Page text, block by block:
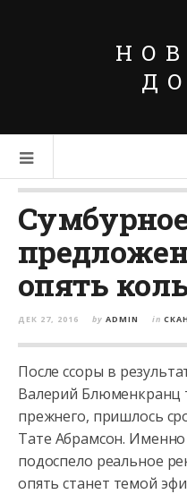
опять
ДЕК 27, 2016 by ADMIN in
После ссоры в
Валерий Блюменкранц
прежнего, пришлось
Тате Абрамсон.
подоспело реальное
опять станет темой